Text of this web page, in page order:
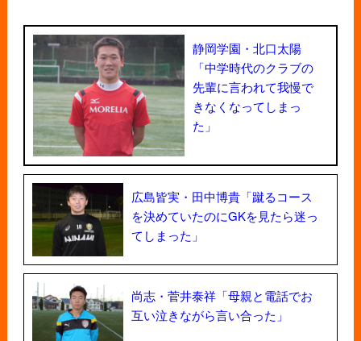
静岡学園・北口太陽
「中学時代のクラブの
先輩に言われて我慢で
きなくなってしまっ
た」
広島皆実・田中博貴「蹴るコース
を決めていたのにGKを見たら迷っ
てしまった」
尚志・菅井泰祥「母親と電話でお
互い泣きながら言い合った」